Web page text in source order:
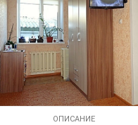
ОПИСАНИЕ